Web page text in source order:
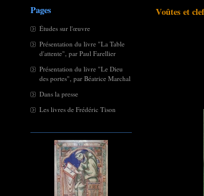
Pages
Études sur l'œuvre
Présentation du livre "La Table
d'attente", par Paul Farellier
Présentation du livre "Le Dieu
des portes", par Béatrice Marchal
Dans la presse
Les livres de Frédéric Tison
Voûtes et